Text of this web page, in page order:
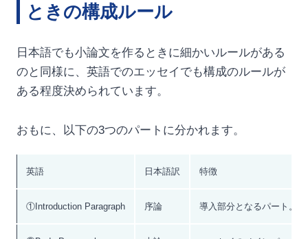
ときの構成ルール
日本語でも小論文を作るときに細かいルールがある
のと同様に、英語でのエッセイでも構成のルールが
ある程度決められています。
おもに、以下の3つのパートに分かれます。
英語 日本語訳 特徴
①Introduction Paragraph 序論 導入部分となるパート。